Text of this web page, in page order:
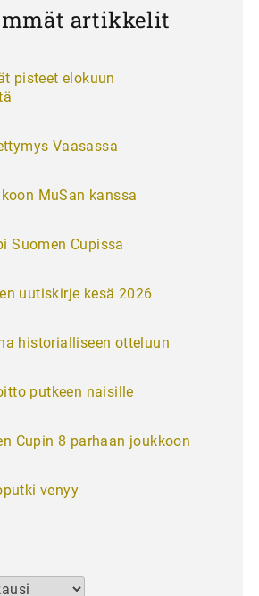
artikkelit
pisteet elokuun
Vaasassa
MuSan kanssa
Suomen Cupissa
uutiskirje kesä 2026
historialliseen otteluun
putkeen naisille
Cupin 8 parhaan joukkoon
venyy